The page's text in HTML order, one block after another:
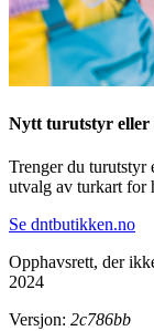
Nytt turutstyr eller
Trenger du
utvalg av turkart for
Se dntbutikken.no
Opphavsrett, der
2024
Versjon: 2c786bb